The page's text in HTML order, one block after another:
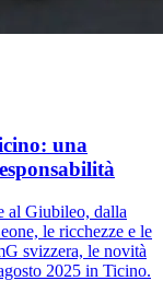
una
al Giubileo, dalla
le ricchezze e le
svizzera, le novità
2025 in Ticino.